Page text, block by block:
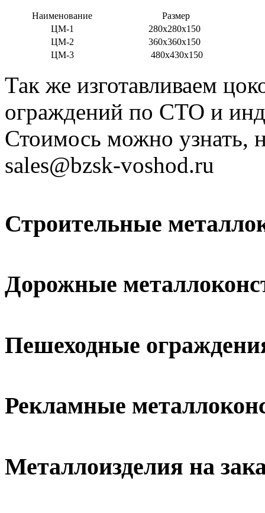
Наименование
Размер
ЦМ-1
280х280х150
ЦМ-2
360х360х150
ЦМ-3
480х430х150
Так же изготавливаем
ограждений по СТО и
Стоимось можно узнать,
sales@bzsk-voshod.ru
Строительные
Дорожные
Пешеходные
Рекламные
Металлоизделия на